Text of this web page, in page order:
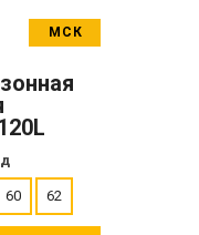
МСК
60 62